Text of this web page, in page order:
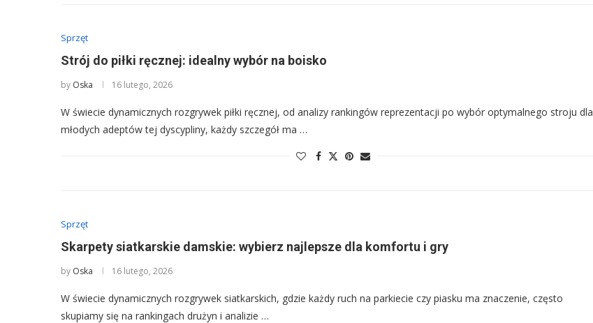
Sprzęt
Strój do piłki ręcznej: idealny wybór na boisko
by Oska 16 lutego, 2026
W świecie dynamicznych rozgrywek piłki ręcznej, od analizy rankingów reprezentacji po wybór optymalnego stroju dla
młodych adeptów tej dyscypliny, każdy szczegół ma …
Sprzęt
Skarpety siatkarskie damskie: wybierz najlepsze dla komfortu i gry
by Oska 16 lutego, 2026
W świecie dynamicznych rozgrywek siatkarskich, gdzie każdy ruch na parkiecie czy piasku ma znaczenie, często
skupiamy się na rankingach drużyn i analizie …